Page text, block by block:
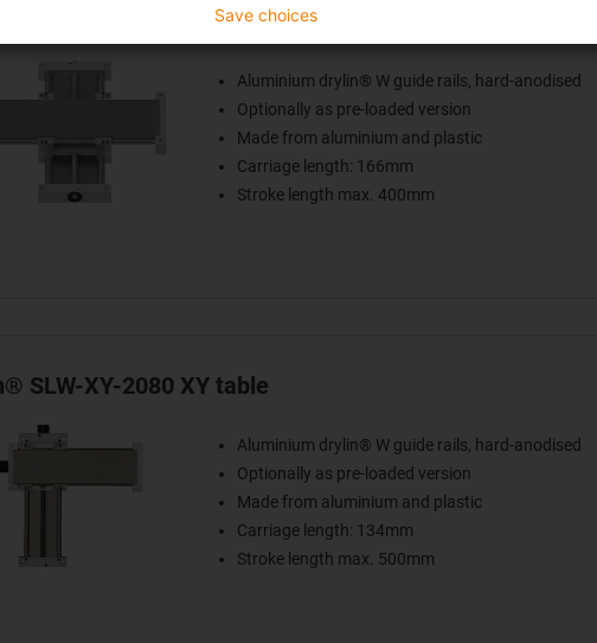
SLW-XY-16120 XY table
Aluminium drylin® W guide rails, hard-anodised
Optionally as pre-loaded version
Made from aluminium and plastic
Carriage length: 166mm
Stroke length max. 400mm
SLW-XY-2080 XY table
Aluminium drylin® W guide rails, hard-anodised
Optionally as pre-loaded version
Made from aluminium and plastic
Carriage length: 134mm
Stroke length max. 500mm
Save choices